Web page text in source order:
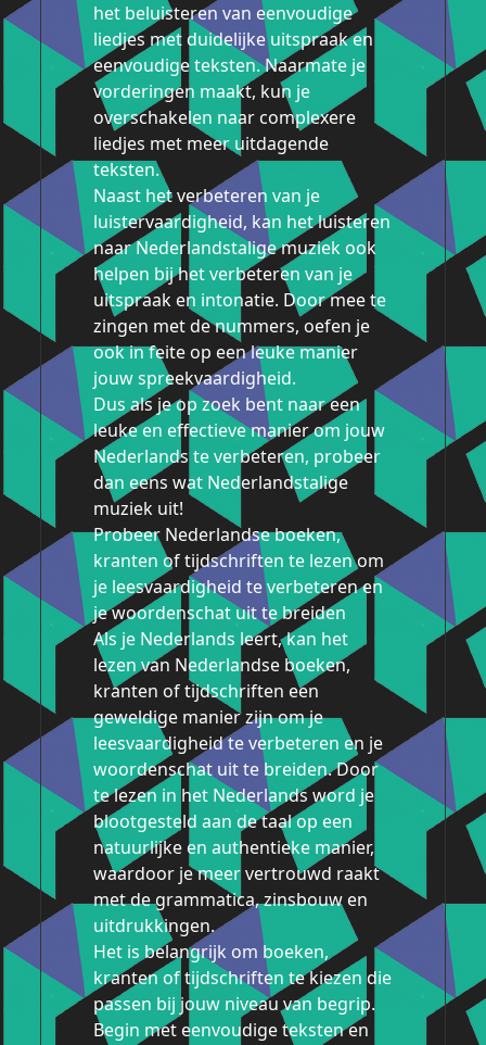
het beluisteren van eenvoudige
liedjes met duidelijke uitspraak en
eenvoudige teksten. Naarmate je
vorderingen maakt, kun je
overschakelen naar complexere
liedjes met meer uitdagende
teksten.
Naast het verbeteren van je
luistervaardigheid, kan het luisteren
naar Nederlandstalige muziek ook
helpen bij het verbeteren van je
uitspraak en intonatie. Door mee te
zingen met de nummers, oefen je
ook in feite op een leuke manier
jouw spreekvaardigheid.
Dus als je op zoek bent naar een
leuke en effectieve manier om jouw
Nederlands te verbeteren, probeer
dan eens wat Nederlandstalige
muziek uit!
Probeer Nederlandse boeken,
kranten of tijdschriften te lezen om
je leesvaardigheid te verbeteren en
je woordenschat uit te breiden
Als je Nederlands leert, kan het
lezen van Nederlandse boeken,
kranten of tijdschriften een
geweldige manier zijn om je
leesvaardigheid te verbeteren en je
woordenschat uit te breiden. Door
te lezen in het Nederlands word je
blootgesteld aan de taal op een
natuurlijke en authentieke manier,
waardoor je meer vertrouwd raakt
met de grammatica, zinsbouw en
uitdrukkingen.
Het is belangrijk om boeken,
kranten of tijdschriften te kiezen die
passen bij jouw niveau van begrip.
Begin met eenvoudige teksten en